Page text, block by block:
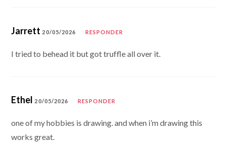
Jarrett 20/05/2026 RESPONDER
I tried to behead it but got truffle all over it.
Ethel 20/05/2026 RESPONDER
one of my hobbies is drawing. and when i’m drawing this
works great.